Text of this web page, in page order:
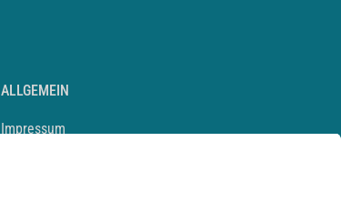
ALLGEMEIN
Impressum